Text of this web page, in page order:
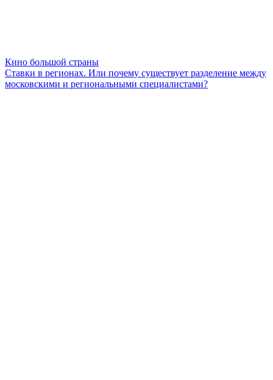
Кино большой страны
Ставки в регионах. Или почему существует разделение между
московскими и региональными специалистами?